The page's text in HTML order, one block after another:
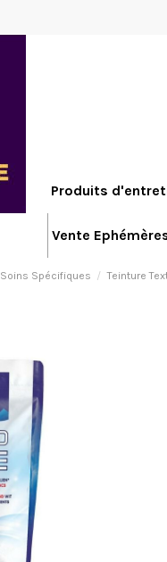
Produits
Vente
Soins Spécifiques Teinture